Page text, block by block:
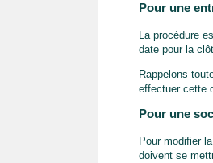
Pour une
La procédure
date pour la
Rappelons
effectuer cette
Pour une
Pour modifier
doivent se